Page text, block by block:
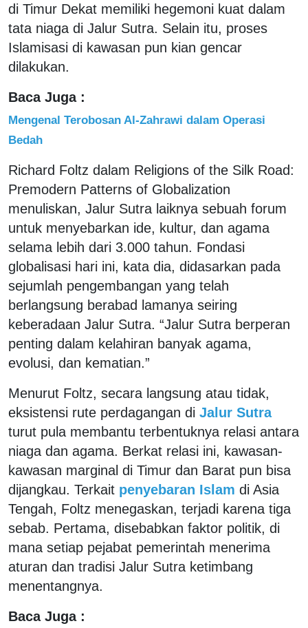
di Timur Dekat memiliki hegemoni kuat dalam
tata niaga di Jalur Sutra. Selain itu, proses
Islamisasi di kawasan pun kian gencar
dilakukan.
Baca Juga :
Mengenal Terobosan Al-Zahrawi dalam Operasi
Bedah
Richard Foltz dalam Religions of the Silk Road:
Premodern Patterns of Globalization
menuliskan, Jalur Sutra laiknya sebuah forum
untuk menyebarkan ide, kultur, dan agama
selama lebih dari 3.000 tahun. Fondasi
globalisasi hari ini, kata dia, didasarkan pada
sejumlah pengembangan yang telah
berlangsung berabad lamanya seiring
keberadaan Jalur Sutra. “Jalur Sutra berperan
penting dalam kelahiran banyak agama,
evolusi, dan kematian.”
Menurut Foltz, secara langsung atau tidak,
eksistensi rute perdagangan di Jalur Sutra
turut pula membantu terbentuknya relasi antara
niaga dan agama. Berkat relasi ini, kawasan-
kawasan marginal di Timur dan Barat pun bisa
dijangkau. Terkait penyebaran Islam di Asia
Tengah, Foltz menegaskan, terjadi karena tiga
sebab. Pertama, disebabkan faktor politik, di
mana setiap pejabat pemerintah menerima
aturan dan tradisi Jalur Sutra ketimbang
menentangnya.
Baca Juga :